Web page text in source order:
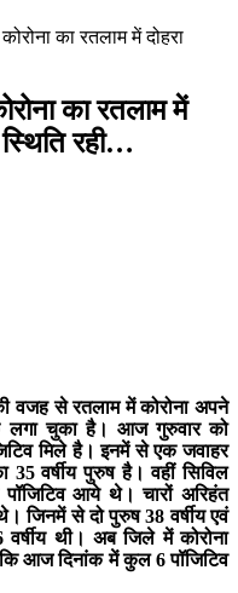
का रतलाम में दोहरा
का रतलाम में
रही…
वजह से रतलाम में कोरोना अपने
लगा चुका है। आज गुरुवार को
मिले है। इनमें से एक जवाहर
35 वर्षीय पुरुष है। वहीं सिविल
आये थे। चारों अरिहंत
जिनमें से दो पुरुष 38 वर्षीय एवं
वर्षीय थी। अब जिले में कोरोना
आज दिनांक में कुल 6 पॉजिटिव